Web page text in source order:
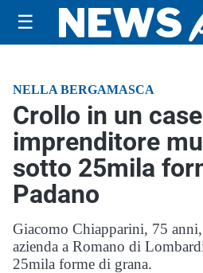
☰
NELLA BERGAMASCA
Crollo in un
imprenditore
sotto 25mila
Padano
Giacomo Chiapparini, 75
azienda a Romano di
25mila forme di grana.